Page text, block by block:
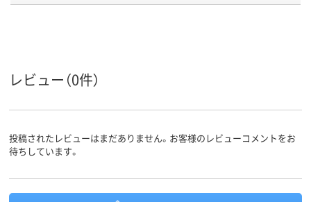
スコア
20
レビュー（0件）
投稿されたレビューはまだありません。お客様のレビューコメントをお
待ちしています。